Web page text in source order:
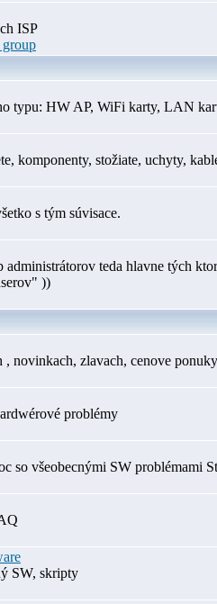
ISP
typu: HW AP, WiFi karty, LAN
komponenty, stožiate, uchyty,
s tým súvisace.
administrátorov teda hlavne tých
))
, novinkach, zlavach, cenove ponuky
problémy
so všeobecnými SW problémami
SW, skripty